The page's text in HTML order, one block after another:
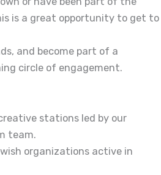
is a great opportunity to get to
and become part of a
circle of engagement.
stations led by our
team.
organizations active in